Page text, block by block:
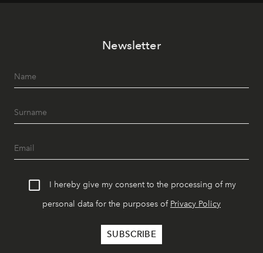
Newsletter
I hereby give my consent to the processing of my
personal data for the purposes of Privacy Policy